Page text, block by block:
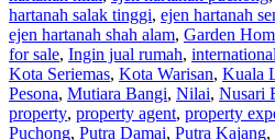
hartanah salak tinggi, ejen hartanah
ejen hartanah shah alam, Garden
for sale, Ingin jual rumah, international
Kota Seriemas, Kota Warisan, Kuala
Pesona, Mutiara Bangi, Nilai, Nusari
property, property agent, property
Puchong, Putra Damai, Putra Kajang,